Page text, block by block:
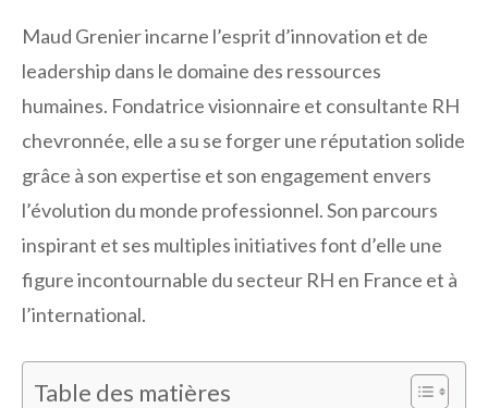
Maud Grenier incarne l’esprit d’innovation et de
leadership dans le domaine des ressources
humaines. Fondatrice visionnaire et consultante RH
chevronnée, elle a su se forger une réputation solide
grâce à son expertise et son engagement envers
l’évolution du monde professionnel. Son parcours
inspirant et ses multiples initiatives font d’elle une
figure incontournable du secteur RH en France et à
l’international.
Table des matières